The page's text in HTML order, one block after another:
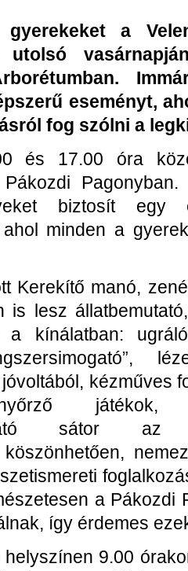
a
utolsó
eseményt,
fog szólni a
és 17.00 óra
biztosít egy
ahol minden a
Kerekítő manó,
is lesz
kínálatban:
kézműves
sátor
köszönhetően,
a Pákozdi
így érdemes
9.00